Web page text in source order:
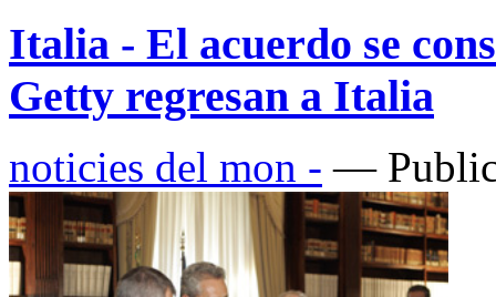
Italia - El acuerdo se
Getty regresan a Italia
noticies del mon - —